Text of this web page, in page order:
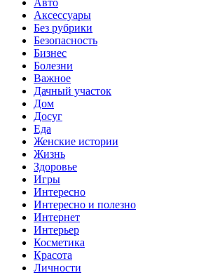
Авто
Аксессуары
Без рубрики
Безопасность
Бизнес
Болезни
Важное
Дачный участок
Дом
Досуг
Еда
Женские истории
Жизнь
Здоровье
Игры
Интересно
Интересно и полезно
Интернет
Интерьер
Косметика
Красота
Личности